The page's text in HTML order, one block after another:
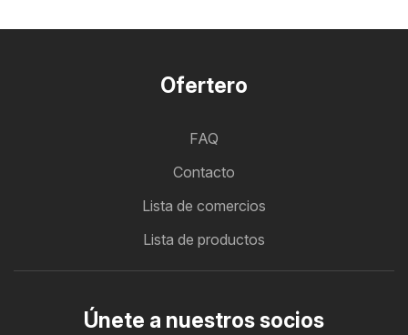
Ofertero
FAQ
Contacto
Lista de comercios
Lista de productos
Únete a nuestros socios